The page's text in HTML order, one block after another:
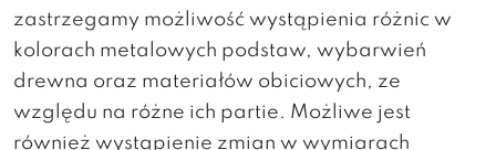
zastrzegamy możliwość wystąpienia różnic w
kolorach metalowych podstaw, wybarwień
drewna oraz materiałów obiciowych, ze
względu na różne ich partie. Możliwe jest
również wystąpienie zmian w wymiarach